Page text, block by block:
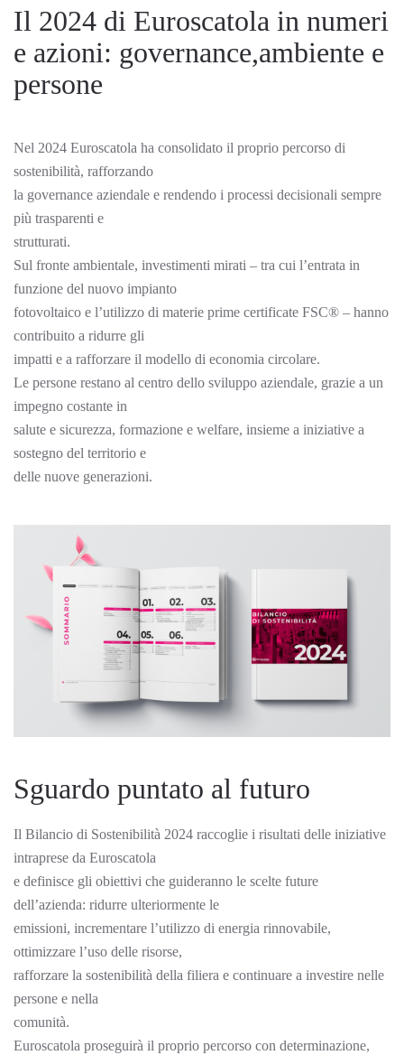
Il 2024 di Euroscatola in numeri
e azioni: governance,ambiente e
persone
Nel 2024 Euroscatola ha consolidato il proprio percorso di
sostenibilità, rafforzando
la governance aziendale e rendendo i processi decisionali sempre
più trasparenti e
strutturati.
Sul fronte ambientale, investimenti mirati – tra cui l’entrata in
funzione del nuovo impianto
fotovoltaico e l’utilizzo di materie prime certificate FSC® – hanno
contribuito a ridurre gli
impatti e a rafforzare il modello di economia circolare.
Le persone restano al centro dello sviluppo aziendale, grazie a un
impegno costante in
salute e sicurezza, formazione e welfare, insieme a iniziative a
sostegno del territorio e
delle nuove generazioni.
Sguardo puntato al futuro
Il Bilancio di Sostenibilità 2024 raccoglie i risultati delle iniziative
intraprese da Euroscatola
e definisce gli obiettivi che guideranno le scelte future
dell’azienda: ridurre ulteriormente le
emissioni, incrementare l’utilizzo di energia rinnovabile,
ottimizzare l’uso delle risorse,
rafforzare la sostenibilità della filiera e continuare a investire nelle
persone e nella
comunità.
Euroscatola proseguirà il proprio percorso con determinazione,